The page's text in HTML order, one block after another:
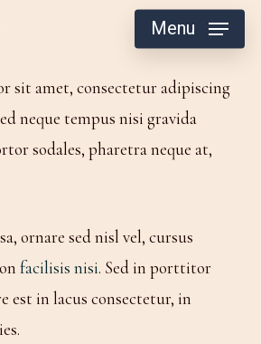
Menu
sit amet, consectetur adipiscing
neque tempus nisi gravida
sodales, pharetra neque at,
ornare sed nisl vel, cursus
facilisis nisi. Sed in porttitor
est in lacus consectetur, in